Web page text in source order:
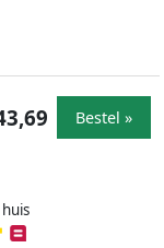
Bestel »